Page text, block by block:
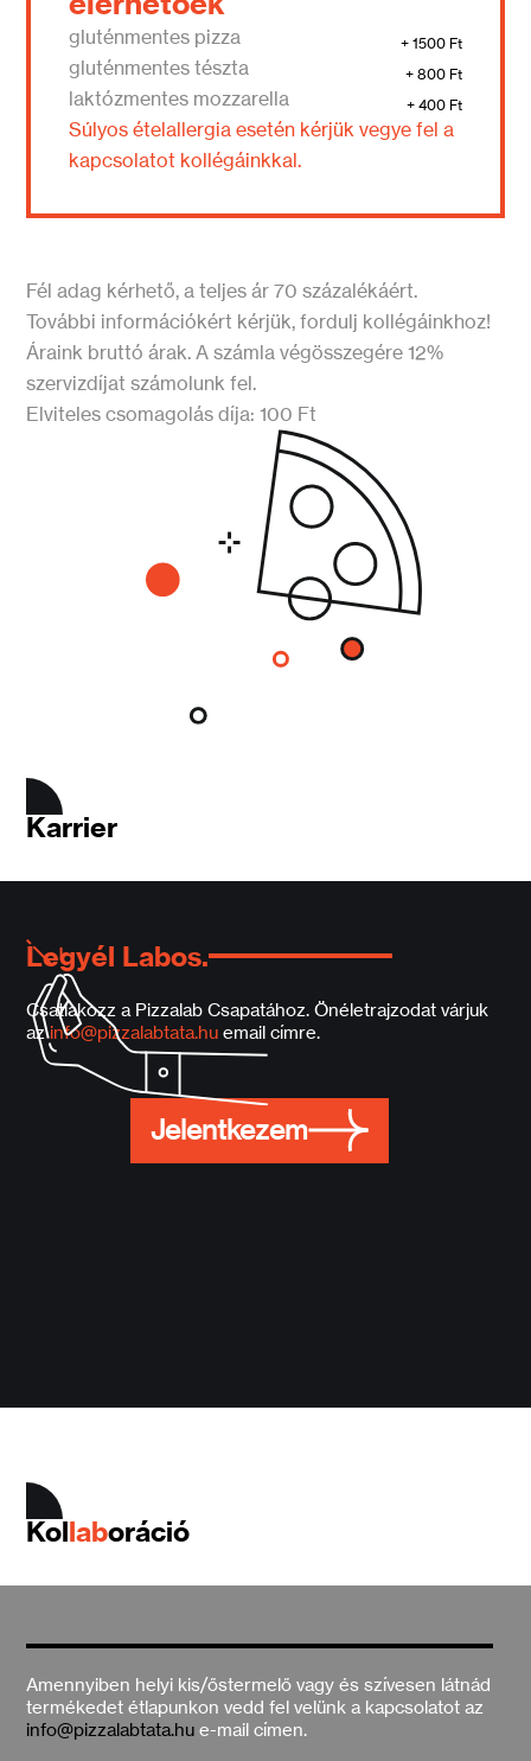
gluténmentes pizza + 1500 Ft
gluténmentes tészta + 800 Ft
laktózmentes mozzarella + 400 Ft
Súlyos ételallergia esetén kérjük vegye fel a
kapcsolatot kollégáinkkal.
Fél adag kérhető, a teljes ár 70 százalékáért.
További információkért kérjük, fordulj kollégáinkhoz!
Áraink bruttó árak. A számla végösszegére 12%
szervizdíjat számolunk fel.
Elviteles csomagolás díja: 100 Ft
Karrier
Legyél Labos.
Csatlakozz a Pizzalab Csapatához. Önéletrajzodat várjuk
azinfo@pizzalabtata.hu email címre.
Jelentkezem
Kollaboráció
Amennyiben helyi kis/őstermelő vagy és szívesen látnád
termékedet étlapunkon vedd fel velünk a kapcsolatot az
info@pizzalabtata.hu e-mail címen.